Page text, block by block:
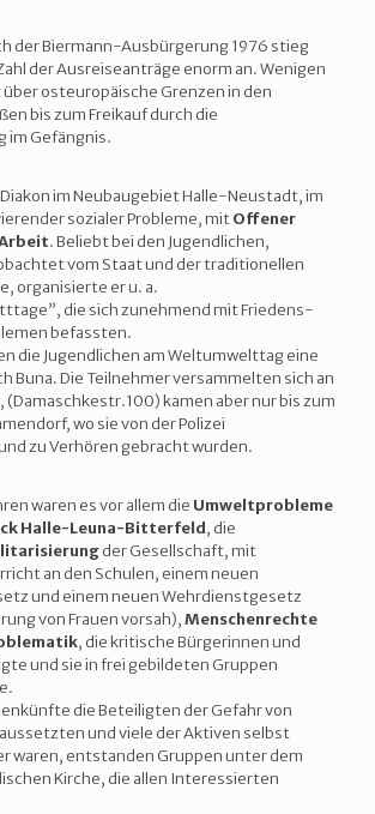
der Biermann-Ausbürgerung 1976 stieg
der Ausreiseanträge enorm an. Wenigen
über osteuropäische Grenzen in den
bis zum Freikauf durch die
im Gefängnis.
im Neubaugebiet Halle-Neustadt, im
sozialer Probleme, mitOffener
. Beliebt bei den Jugendlichen,
vom Staat und der traditionellen
organisierte er u. a.
die sich zunehmend mit Friedens-
befassten.
die Jugendlichen am Weltumwelttag eine
Buna. Die Teilnehmer versammelten sich an
(Damaschkestr.100) kamen aber nur bis zum
wo sie von der Polizei
zu Verhören gebracht wurden.
waren es vor allem die Umweltprobleme
Halle-Leuna-Bitterfeld, die
der Gesellschaft, mit
an den Schulen, einem neuen
und einem neuen Wehrdienstgesetz
von Frauen vorsah),Menschenrechte
, die kritische Bürgerinnen und
und sie in frei gebildeten Gruppen
die Beteiligten der Gefahr von
und viele der Aktiven selbst
waren, entstanden Gruppen unter dem
Kirche, die allen Interessierten